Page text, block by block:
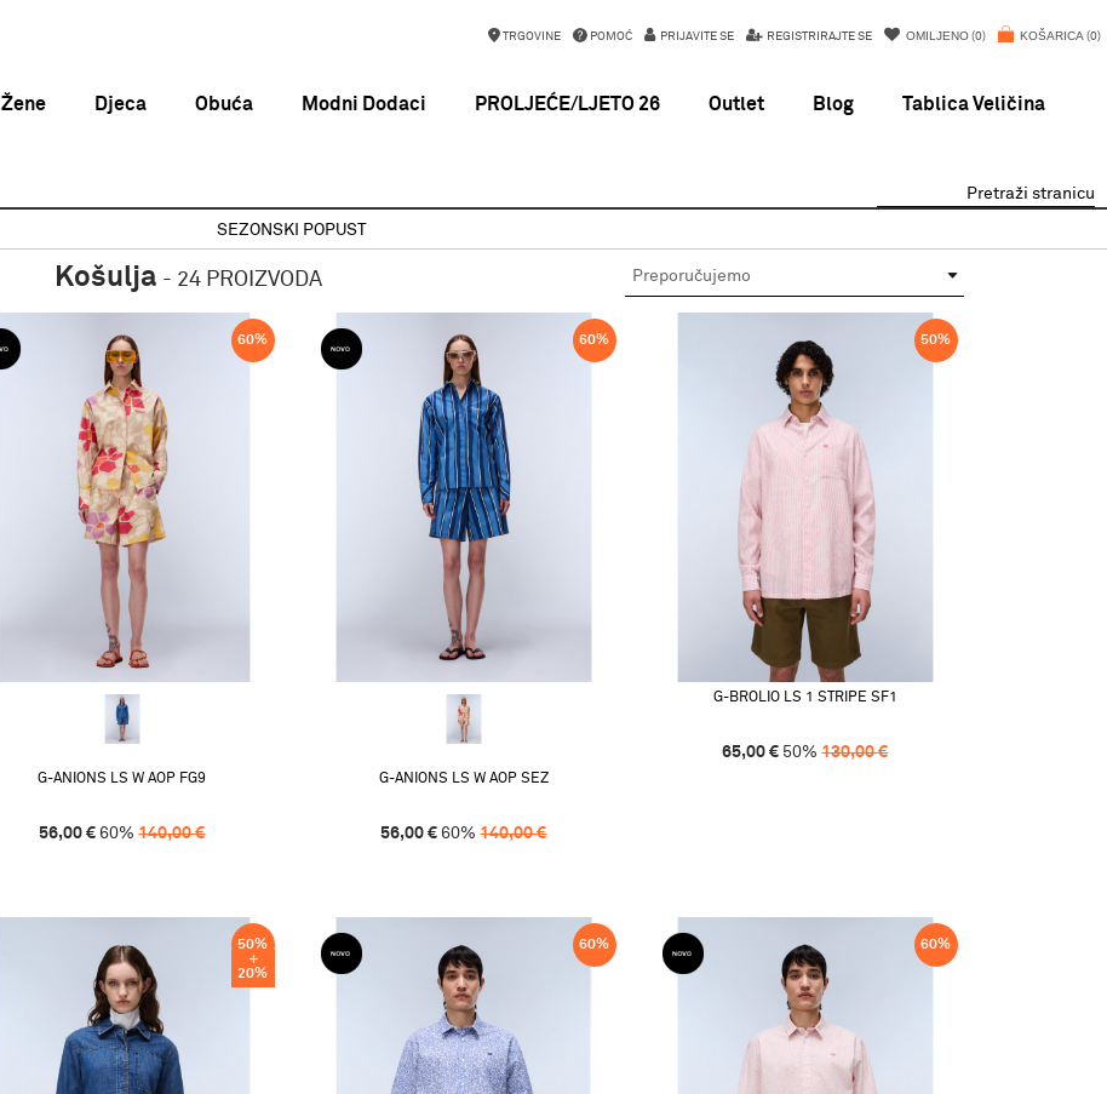
KOŠARICA 0
OMILJENO 0
PRIJAVITE SE REGISTRIRAJTE SE
TRGOVINE POMOĆ
Žene Djeca Obuća Modni Dodaci PROLJEĆE/LJETO 26 Outlet Blog Tablica Veličina
Pretraži stranicu
SEZONSKI POPUST
Košulja - 24 PROIZVODA
60%
G-ANIONS LS W AOP FG9
56,00€ 60% 140,00€
60%
G-ANIONS LS W AOP SEZ
56,00€ 60% 140,00€
50%
G-BROLIO LS 1 STRIPE SF1
65,00€ 50% 130,00€
50%
20%
60% 60%